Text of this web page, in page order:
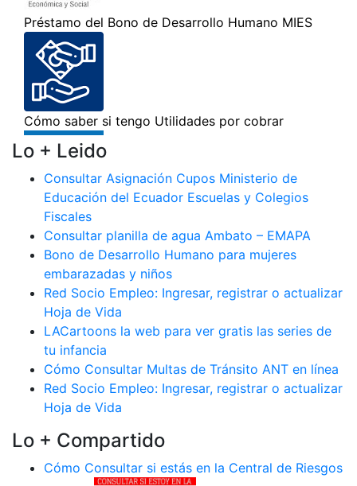
Lo + Leido
Consultar Asignación Cupos Ministerio de
Educación del Ecuador Escuelas y Colegios
Fiscales
Consultar planilla de agua Ambato – EMAPA
Bono de Desarrollo Humano para mujeres
embarazadas y niños
Red Socio Empleo: Ingresar, registrar o actualizar
Hoja de Vida
LACartoons la web para ver gratis las series de
tu infancia
Cómo Consultar Multas de Tránsito ANT en línea
Red Socio Empleo: Ingresar, registrar o actualizar
Hoja de Vida
Lo + Compartido
Cómo Consultar si estás en la Central de Riesgos